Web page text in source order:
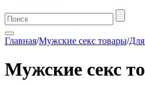
Главная/Мужские секс товары/Для
Мужские секс